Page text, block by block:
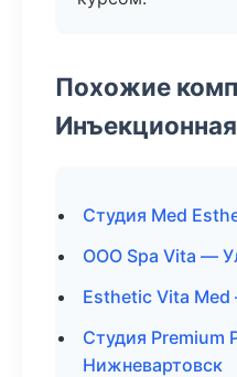
Похожие
Студия Med
ООО Spa Vita —
Esthetic Vita
Студия Premium
Нижневартовск